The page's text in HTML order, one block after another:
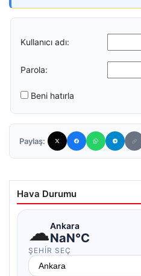
Kullanıcı adı:
Parola:
Beni hatırla
Paylaş:
Hava Durumu
☁Ankara
NaN°C
ŞEHIR SEÇ